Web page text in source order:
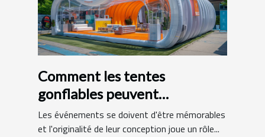
Comment les tentes
gonflables peuvent
dynamiser vos événements
Les événements se doivent d'être mémorables
et l'originalité de leur conception joue un rôle...